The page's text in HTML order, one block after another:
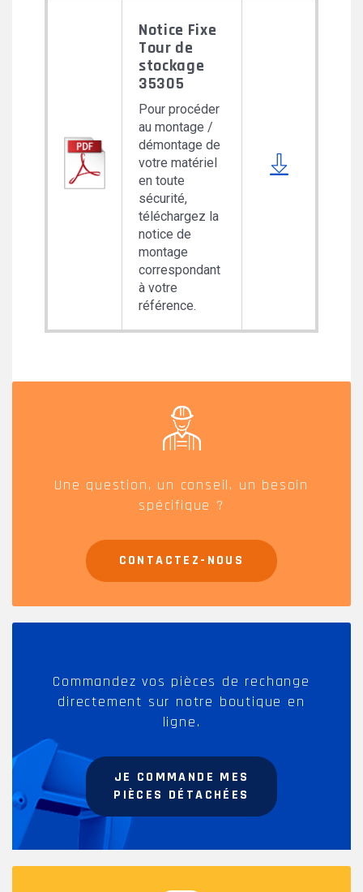
Notice Fixe
Tour de
stockage
35305
Pour procéder
au montage /
démontage de
votre matériel
en toute
sécurité,
téléchargez la
notice de
montage
correspondant
à votre
référence.
Une question, un conseil, un besoin
spécifique ?
CONTACTEZ-NOUS
Commandez vos pièces de rechange
directement sur notre boutique en
ligne.
JE COMMANDE MES
PIÈCES DÉTACHÉES